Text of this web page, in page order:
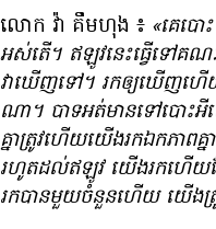
លោក វ៉ា គឹមហុង ៖ «គេ​ប
អស់​តើ។ ឥឡូវ​នេះ​ធ្វើ​ទៅ​គណៈ
វា​ឃើញ​ទៅ។ រក​ឲ្យ​ឃើញ​ហើយ
ណា។ បាទ​អត់​មាន​ទៅ​បោះ​
គ្នា​ត្រូវ​ហើយ​យើង​រក​ឯកភាព​
រហូត​ដល់​ឥឡូវ យើង​រក​ហើយ​ត
រក​បាន​មួយ​ចំនួន​ហើយ យើង​ត្រូវ​រ៉ូវ​